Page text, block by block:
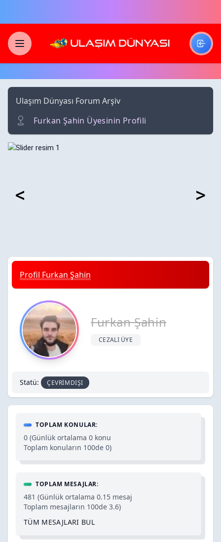
Skip to main content
Menü
Ulaşım Dünyası Forum Arşiv
Furkan Şahin Üyesinin Profili
< >
Profil Furkan Şahin
Furkan Şahin
CEZALI ÜYE
Statü: ÇEVRIMDIŞI
TOPLAM KONULAR:
0 (Günlük ortalama 0 konu
Toplam konuların 100de 0)
TOPLAM MESAJLAR:
481 (Günlük ortalama 0.15 mesaj
Toplam mesajların 100de 3.6)
TÜM MESAJLARI BUL